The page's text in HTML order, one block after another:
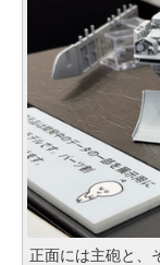
正面には主砲と、